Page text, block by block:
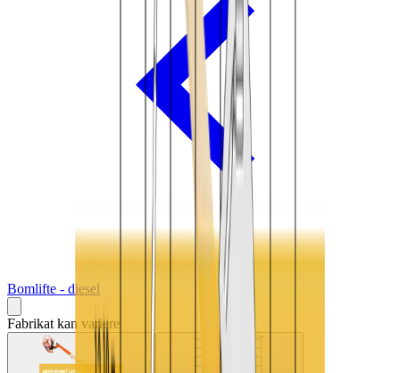
Bomlifte - diesel
Fabrikat kan variere